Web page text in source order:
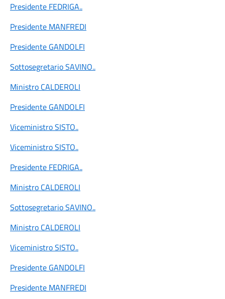
Presidente FEDRIGA..
Presidente MANFREDI
Presidente GANDOLFI
Sottosegretario SAVINO..
Ministro CALDEROLI
Presidente GANDOLFI
Viceministro SISTO..
Viceministro SISTO..
Presidente FEDRIGA..
Ministro CALDEROLI
Sottosegretario SAVINO..
Ministro CALDEROLI
Viceministro SISTO..
Presidente GANDOLFI
Presidente MANFREDI